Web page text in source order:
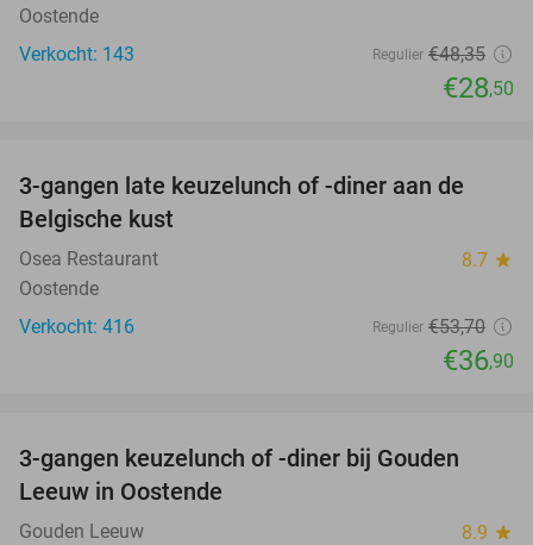
Oostende
Verkocht: 143
Regulier €48,35
€28,50
31%
3-gangen late keuzelunch of -diner aan de
Belgische kust
Osea Restaurant 8.7 star
Oostende
Verkocht: 416
Regulier €53,70
€36,90
3-gangen keuzelunch of -diner bij Gouden
Leeuw in Oostende
Gouden Leeuw 8.9 star